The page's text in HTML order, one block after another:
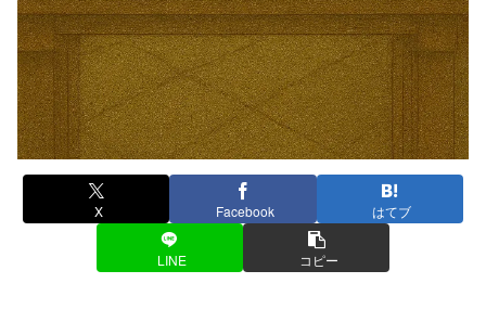
X Facebook はてブ
LINE コピー